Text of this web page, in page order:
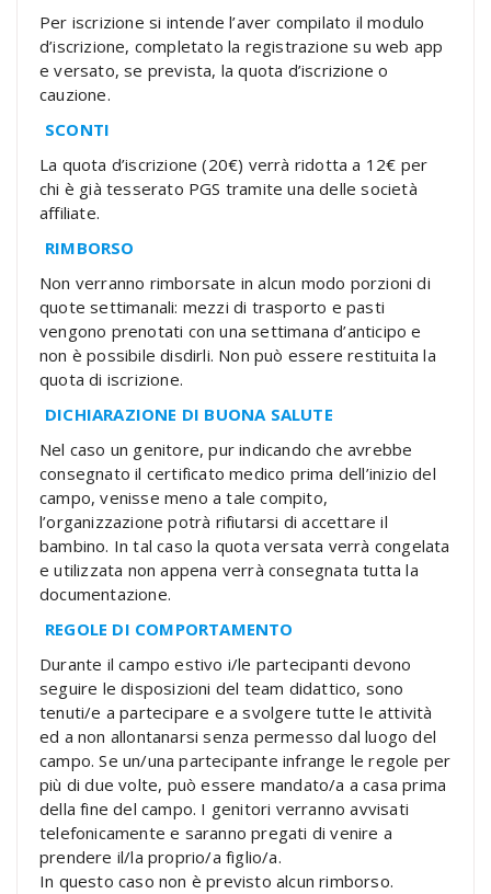
Per iscrizione si intende l’aver compilato il modulo
d’iscrizione, completato la registrazione su web app
e versato, se prevista, la quota d’iscrizione o
cauzione.
SCONTI
La quota d’iscrizione (20€) verrà ridotta a 12€ per
chi è già tesserato PGS tramite una delle società
affiliate.
RIMBORSO
Non verranno rimborsate in alcun modo porzioni di
quote settimanali: mezzi di trasporto e pasti
vengono prenotati con una settimana d’anticipo e
non è possibile disdirli. Non può essere restituita la
quota di iscrizione.
DICHIARAZIONE DI BUONA SALUTE
Nel caso un genitore, pur indicando che avrebbe
consegnato il certificato medico prima dell’inizio del
campo, venisse meno a tale compito,
l’organizzazione potrà rifiutarsi di accettare il
bambino. In tal caso la quota versata verrà congelata
e utilizzata non appena verrà consegnata tutta la
documentazione.
REGOLE DI COMPORTAMENTO
Durante il campo estivo i/le partecipanti devono
seguire le disposizioni del team didattico, sono
tenuti/e a partecipare e a svolgere tutte le attività
ed a non allontanarsi senza permesso dal luogo del
campo. Se un/una partecipante infrange le regole per
più di due volte, può essere mandato/a a casa prima
della fine del campo. I genitori verranno avvisati
telefonicamente e saranno pregati di venire a
prendere il/la proprio/a figlio/a.
In questo caso non è previsto alcun rimborso.